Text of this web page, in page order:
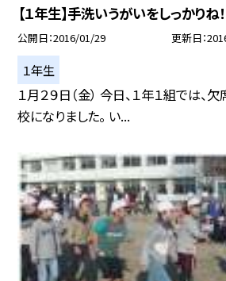
【１年生】手洗いうがいをしっかりね！
公開日 2016/01/29 更新日
１年生
１月２９日（金） 今日、１年１組では、
校になりました。 い...